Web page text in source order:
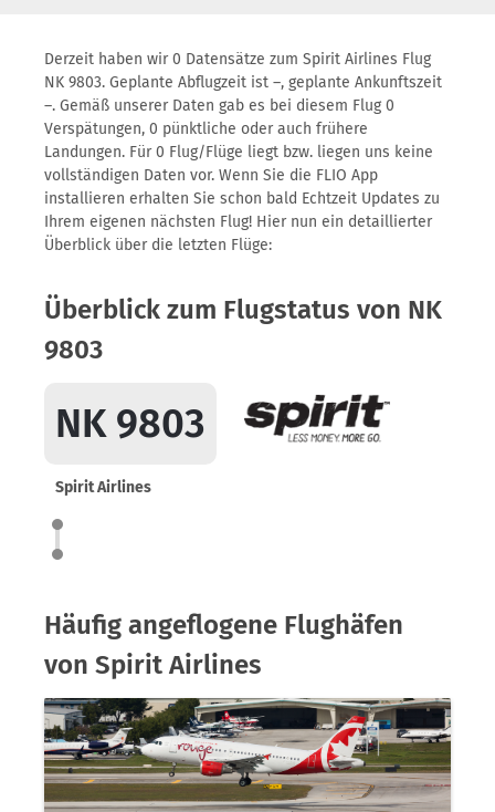
Derzeit haben wir 0 Datensätze zum Spirit Airlines Flug
NK 9803. Geplante Abflugzeit ist –, geplante Ankunftszeit
–. Gemäß unserer Daten gab es bei diesem Flug 0
Verspätungen, 0 pünktliche oder auch frühere
Landungen. Für 0 Flug/Flüge liegt bzw. liegen uns keine
vollständigen Daten vor. Wenn Sie die FLIO App
installieren erhalten Sie schon bald Echtzeit Updates zu
Ihrem eigenen nächsten Flug! Hier nun ein detaillierter
Überblick über die letzten Flüge:
Überblick zum Flugstatus von NK
9803
NK 9803
Spirit Airlines
Häufig angeflogene Flughäfen
von Spirit Airlines